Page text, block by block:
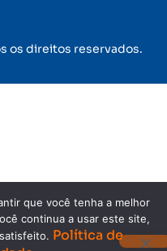
os direitos reservados.
que você tenha a melhor
continua a usar este site,
Política de